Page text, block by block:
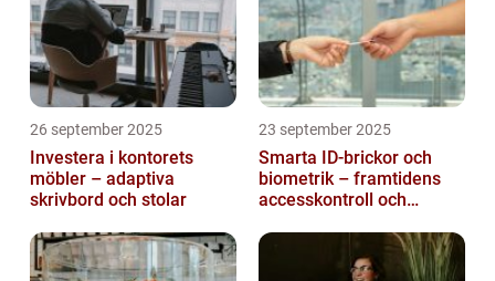
26 september 2025
Investera i kontorets
möbler – adaptiva
skrivbord och stolar
23 september 2025
Smarta ID-brickor och
biometrik – framtidens
accesskontroll och